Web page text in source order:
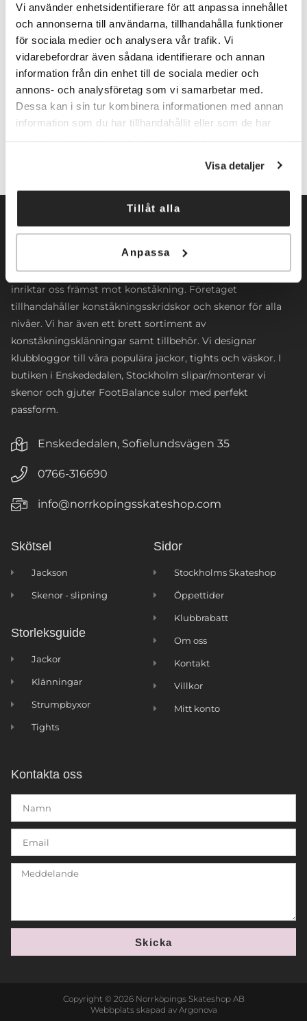
Vi använder enhetsidentifierare för att anpassa innehållet
och annonserna till användarna, tillhandahålla funktioner
för sociala medier och analysera vår trafik. Vi
vidarebefordrar även sådana identifierare och annan
information från din enhet till de sociala medier och
annons- och analysföretag som vi samarbetar med.
Dessa kan i sin tur kombinera informationen med annan
information som du har tillhandahållit eller som de har
Visa detaljer
Tillåt alla
Anpassa
Storlekar (dräkter)
Lägg till i varukorg
Norrköpings Skateshop startade sin verksamhet 2009. Vi
inriktar oss främst mot konståkning. Företaget
tillhandahåller konståkningsskridskor och skenor för alla
nivåer. Vi har även ett brett sortiment av
konståkningsklänningar samt tillbehör. Vi designar
klubbloggor till våra populära jackor, tights och väskor. I
butiken i Enskededalen, Stockholm slipar/monterar vi
skenor och gjuter FootBalance sulor med perfekt
passform.
Enskededalen, Sofielundsvägen 35
0766-316690
info@norrkopingsskateshop.com
Skötsel
Jackson
Skenor - slipning
Storleksguide
Jackor
Klänningar
Strumpbyxor
Tights
Sidor
Stockholms Skateshop
Öppettider
Klubbrabatt
Om oss
Kontakt
Villkor
Mitt konto
Kontakta oss
Skicka
Copyright © 2026 Norrköpings Skateshop AB
Webbplats skapad av Argonova